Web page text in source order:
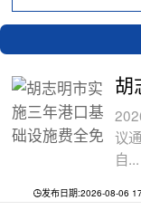
议
自...
发布日期:2026-08-06